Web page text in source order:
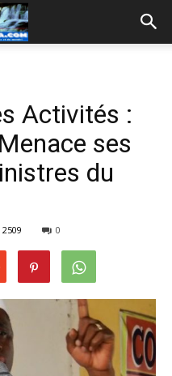
Activités :
ses
du
2509 0